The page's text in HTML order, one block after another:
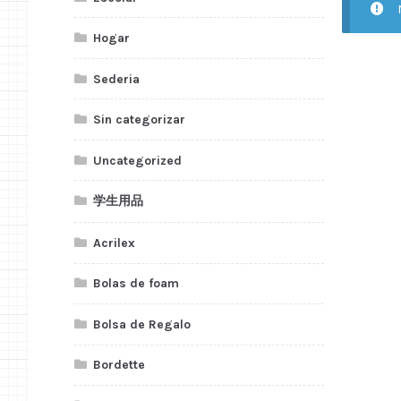
Hogar
Sederia
Sin categorizar
Uncategorized
学生用品
Acrilex
Bolas de foam
Bolsa de Regalo
Bordette